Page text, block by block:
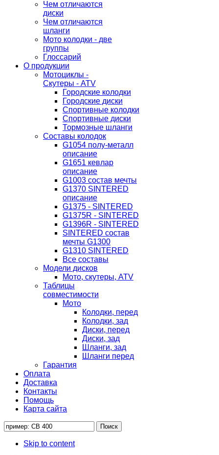
Чем отличаются
диски
Чем отличаются
шланги
Мото колодки - две
группы
Глоссарий
О продукции
Мотоциклы -
Скутеры - ATV
Городские колодки
Городские диски
Спортивные колодки
Спортивные диски
Тормозные шланги
Составы колодок
G1054 полу-металл
описание
G1651 кевлар
описание
G1003 состав мечты
G1370 SINTERED
описание
G1375 - SINTERED
G1375R - SINTERED
G1396R - SINTERED
SINTERED состав
мечты G1300
G1310 SINTERED
Все составы
Модели дисков
Мото, скутеры, ATV
Таблицы
совместимости
Мото
Колодки, перед
Колодки, зад
Диски, перед
Диски, зад
Шланги, зад
Шланги перед
Гарантия
Оплата
Доставка
Контакты
Помощь
Карта сайта
Skip to content